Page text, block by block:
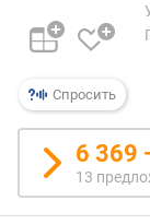
к
а
е
N
F
Спросить
6 369
13